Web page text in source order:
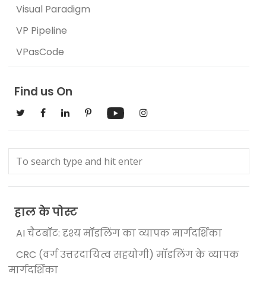
Visual Paradigm
VP Pipeline
VPasCode
Find us On
हाल के पोस्ट
AI चैटबॉट: दृश्य मॉडलिंग का व्यापक मार्गदर्शिका
CRC (वर्ग उत्तरदायित्व सहयोगी) मॉडलिंग के व्यापक
मार्गदर्शिका